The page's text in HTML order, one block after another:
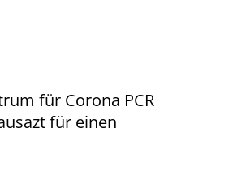
für Corona PCR
für einen